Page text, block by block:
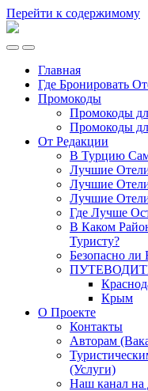
Перейти к содержимому
Ламповый
Путешествиях
VeniVidi.ru
Переключить
мобильное
меню
Переключить
поле
поиска
Главная
Где Бронировать
Промокоды
Промокоды
Промокоды
От Редакции
В Турцию
Лучшие
Лучшие
Лучшие
Где Лучше
В Каком
Туристу?
Безопасно
Крым
О Проекте
Контакты
Авторам
(Услуги)
Наш канал на